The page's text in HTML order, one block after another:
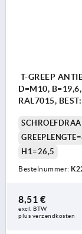
T-GREEP
D=M10,
RAL7015,
H1=26,5
Bestelnummer:
8,51 €
excl. BTW
plus verzendkosten